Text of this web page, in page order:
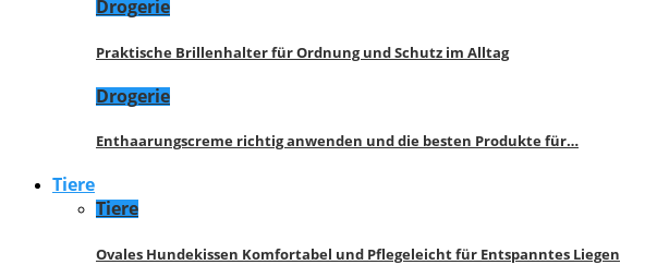
Drogerie
Praktische Brillenhalter für Ordnung und Schutz im Alltag
Drogerie
Enthaarungscreme richtig anwenden und die besten Produkte für…
Tiere
Tiere
Ovales Hundekissen Komfortabel und Pflegeleicht für Entspanntes Liegen